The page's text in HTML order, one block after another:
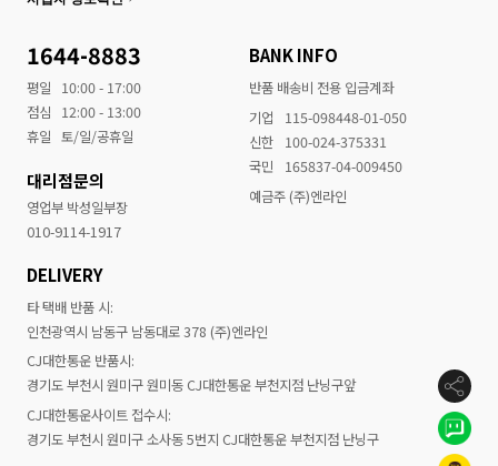
1644-8883
평일
10:00 - 17:00
점심
12:00 - 13:00
휴일 토/일/공휴일
대리점문의
영업부 박성일부장
010-9114-1917
BANK INFO
반품 배송비 전용 입금계좌
기업
115-098448-01-050
신한
100-024-375331
국민
165837-04-009450
예금주 (주)엔라인
DELIVERY
타 택배 반품 시:
인천광역시 남동구 남동대로 378 (주)엔라인
CJ대한통운 반품시:
경기도 부천시 원미구 원미동 CJ대한통운 부천지점 난닝구앞
CJ대한통운사이트 접수시:
경기도 부천시 원미구 소사동 5번지 CJ대한통운 부천지점 난닝구